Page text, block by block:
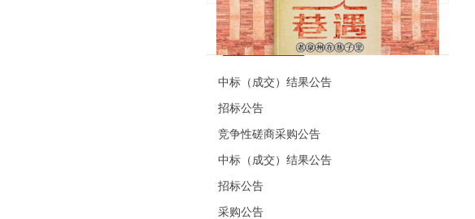
便民资讯
中标（成交）结果公告
招标公告
竞争性磋商采购公告
中标（成交）结果公告
招标公告
采购公告